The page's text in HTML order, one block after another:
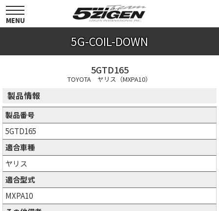
toggle
navigation
MENU
5G-COIL-DOWN
5GTD165
TOYOTA ヤリス（MXPA10）
製品情報
製品番号
5GTD165
適合車種
ヤリス
適合型式
MXPA10